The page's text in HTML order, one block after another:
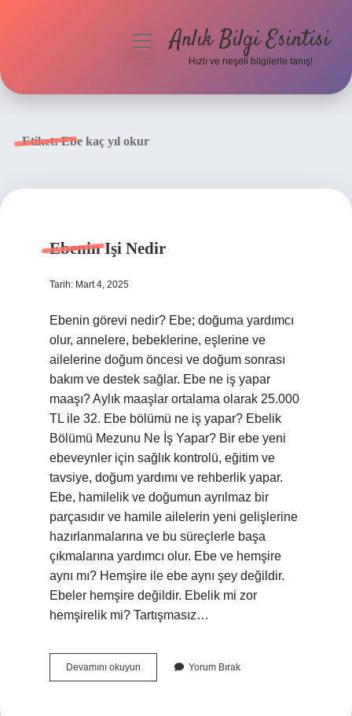
menüyüAnlık Bilgi Esintisi
Hızlı ve neşeli bilgilerle tanış!
Etiket:Ebe kaç yıl okur
Ebenin Işi Nedir
Tarih: Mart 4, 2025
Ebenin görevi nedir? Ebe; doğuma yardımcı
olur, annelere, bebeklerine, eşlerine ve
ailelerine doğum öncesi ve doğum sonrası
bakım ve destek sağlar. Ebe ne iş yapar
maaşı? Aylık maaşlar ortalama olarak 25.000
TL ile 32. Ebe bölümü ne iş yapar? Ebelik
Bölümü Mezunu Ne İş Yapar? Bir ebe yeni
ebeveynler için sağlık kontrolü, eğitim ve
tavsiye, doğum yardımı ve rehberlik yapar.
Ebe, hamilelik ve doğumun ayrılmaz bir
parçasıdır ve hamile ailelerin yeni gelişlerine
hazırlanmalarına ve bu süreçlerle başa
çıkmalarına yardımcı olur. Ebe ve hemşire
aynı mı? Hemşire ile ebe aynı şey değildir.
Ebeler hemşire değildir. Ebelik mi zor
hemşirelik mi? Tartışmasız…
Devamını okuyun
Işi
Yorum Bırak